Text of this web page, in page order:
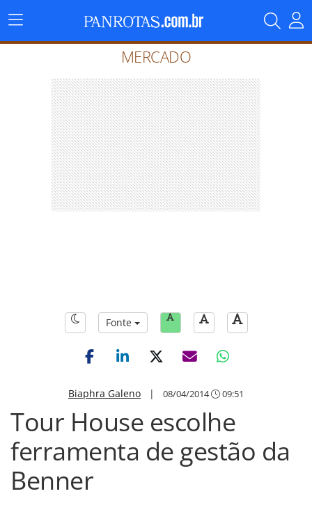
Menu
Principal
MERCADO
Fonte
Biaphra Galeno | 08/04/2014 09:51
Tour House escolhe
ferramenta de gestão da
Benner